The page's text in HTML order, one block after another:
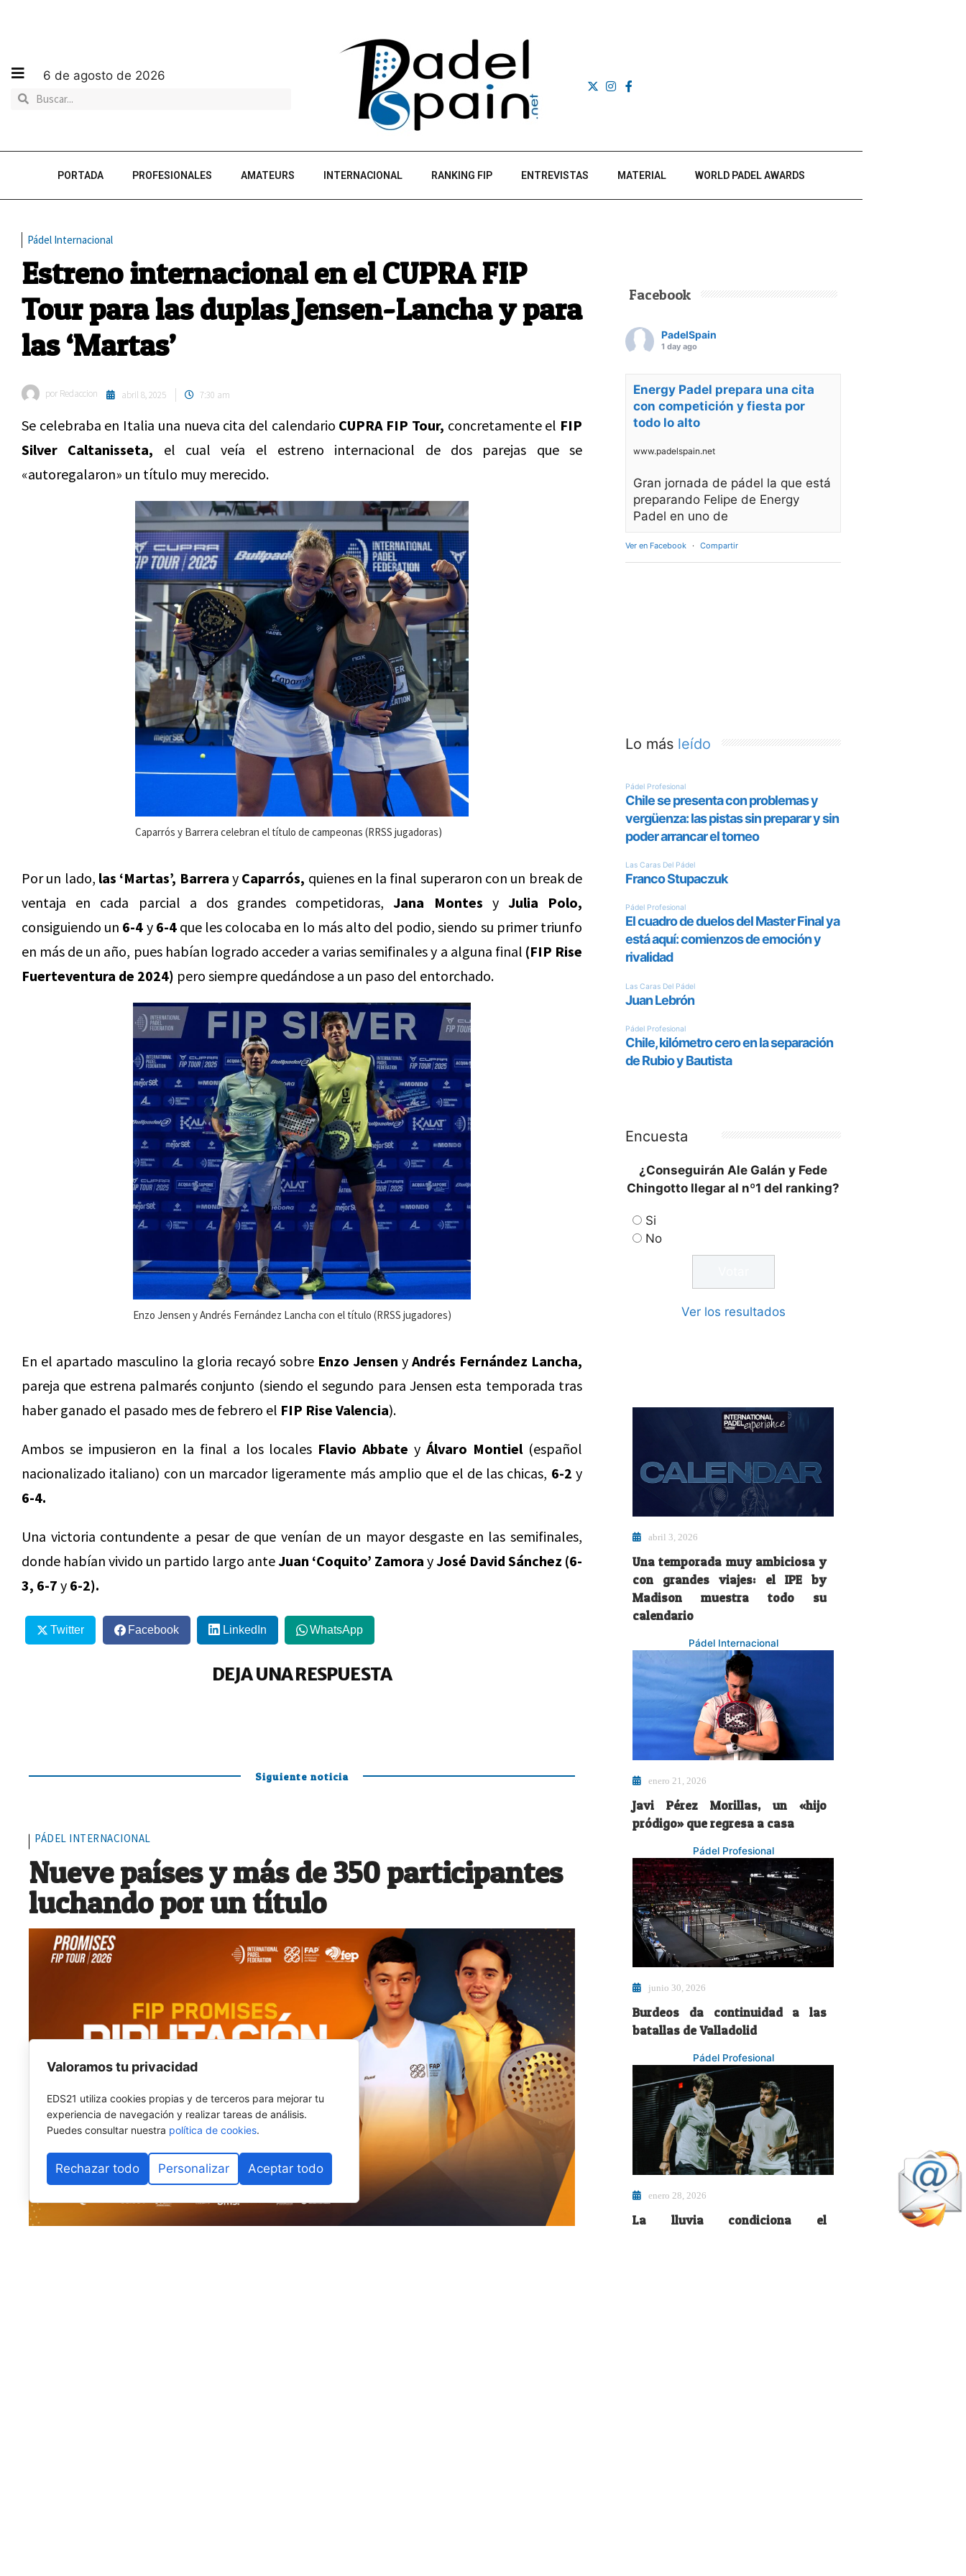
6 de agosto de 2026
PORTADA PROFESIONALES AMATEURS INTERNACIONAL RANKING FIP ENTREVISTAS MATERIAL WORLD PADEL AWARDS
Pádel Internacional
Estreno internacional en el CUPRA FIP
Tour para las duplas Jensen-Lancha y para
las ‘Martas’
por Redaccion abril 8, 2025 7:30 am
Se celebraba en Italia una nueva cita del calendario CUPRA FIP Tour, concretamente el FIP
Silver Caltanisseta, el cual veía el estreno internacional de dos parejas que se
«autoregalaron» un título muy merecido.
Caparrós y Barrera celebran el título de campeonas (RRSS jugadoras)
Por un lado, las ‘Martas’, Barrera y Caparrós, quienes en la final superaron con un break de
ventaja en cada parcial a dos grandes competidoras,Jana Montes y Julia Polo,
consiguiendo un 6-4 y 6-4que les colocaba en lo más alto del podio, siendo su primer triunfo
en más de un año, pues habían logrado acceder a varias semifinales y a alguna final (FIP Rise
Fuerteventura de 2024) pero siempre quedándose a un paso del entorchado.
Enzo Jensen y Andrés Fernández Lancha con el título (RRSS jugadores)
En el apartado masculino la gloria recayó sobre Enzo Jensen y Andrés Fernández Lancha,
pareja que estrena palmarés conjunto (siendo el segundo para Jensen esta temporada tras
haber ganado el pasado mes de febrero el FIP Rise Valencia).
Ambos se impusieron en la final a los locales Flavio Abbate yÁlvaro Montiel(español
nacionalizado italiano) con un marcador ligeramente más amplio que el de las chicas, 6-2 y
6-4.
Una victoria contundente a pesar de que venían de un mayor desgaste en las semifinales,
donde habían vivido un partido largo anteJuan ‘Coquito’ Zamora yJosé David Sánchez (6-
3, 6-7 y 6-2).
Twitter Facebook LinkedIn WhatsApp
DEJA UNA RESPUESTA
Siguiente noticia
PÁDEL INTERNACIONAL
Nueve países y más de 350 participantes
luchando por un título
Facebook
PadelSpain
1 day ago
Energy Padel prepara una cita
con competición y fiesta por
todo lo alto
www.padelspain.net
Gran jornada de pádel la que está
preparando Felipe de Energy
Padel en uno de
Ver en Facebook · Compartir
Lo más leído
Encuesta
¿Conseguirán Ale Galán y Fede
Chingotto llegar al nº1 del ranking?
Si
No
Ver los resultados
abril 3, 2026
Una temporada muy ambiciosa y
con grandes viajes: el IPE by
Madison muestra todo su
calendario
Pádel Internacional
enero 21, 2026
Javi Pérez Morillas, un «hijo
pródigo» que regresa a casa
Pádel Profesional
junio 30, 2026
Burdeos da continuidad a las
batallas de Valladolid
Pádel Profesional
enero 28, 2026
La lluvia condiciona el
Valoramos tu privacidad
EDS21 utiliza cookies propias y de terceros para mejorar tu
experiencia de navegación y realizar tareas de análisis.
Puedes consultar nuestra política de cookies.
Rechazar todo Personalizar Aceptar todo